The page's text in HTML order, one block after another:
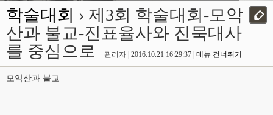
학술대회 › 제3회 학술대회-모악
산과 불교-진표율사와 진묵대사
를 중심으로
관리자 | 2016.10.21 16:29:37 | 메뉴 건너뛰기
모악산과 불교